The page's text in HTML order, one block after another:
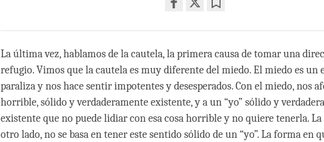
on
facebook
La última vez, hablamos de la cautela, la primera causa de tomar una
refugio. Vimos que la cautela es muy diferente del miedo. El miedo es un
paraliza y nos hace sentir impotentes y desesperados. Con el miedo, nos
horrible, sólido y verdaderamente existente, y a un “yo” sólido y
existente que no puede lidiar con esa cosa horrible y no quiere tenerla.
otro lado, no se basa en tener este sentido sólido de un “yo”. La forma en